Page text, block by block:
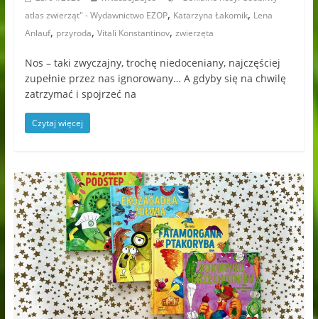
atlas zwierząt" - Wydawnictwo EZOP, Katarzyna Łakomik, Lena
Anlauf, przyroda, Vitali Konstantinov, zwierzęta
Nos – taki zwyczajny, trochę niedoceniany, najczęściej
zupełnie przez nas ignorowany… A gdyby się na chwilę
zatrzymać i spojrzeć na
Czytaj więcej